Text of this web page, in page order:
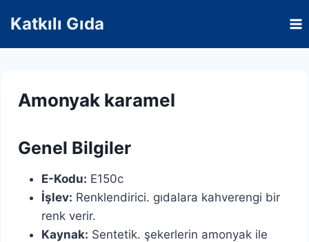
content
Katkılı Gıda
Amonyak karamel
Genel Bilgiler
E-Kodu: E150c
İşlev: Renklendirici. gıdalara kahverengi bir
renk verir.
Kaynak: Sentetik. şekerlerin amonyak ile